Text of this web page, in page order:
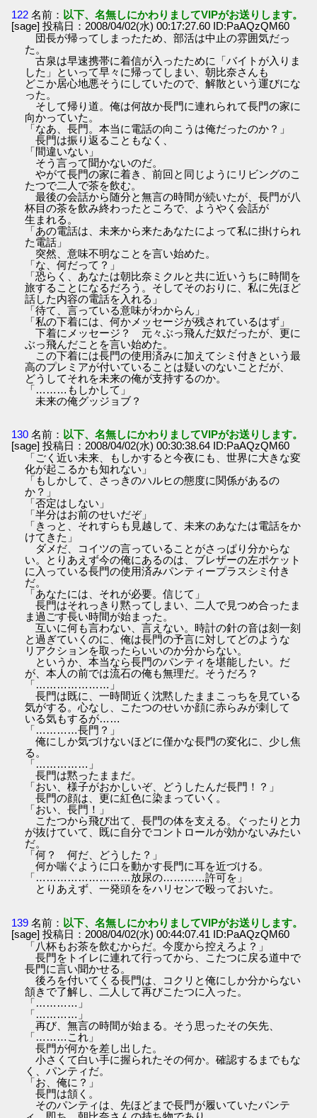
122 名前： 以下、名無しにかわりましてVIPがお送りします。
[sage] 投稿日：2008/04/02(水) 00:17:27.60 ID:PaAQzQM60
団長が帰ってしまったため、部活は中止の雰囲気だっ
た。
古泉は早速携帯に着信が入ったために「バイトが入りま
した」といって早々に帰ってしまい、朝比奈さんも
どこか居心地悪そうにしていたので、解散という運びにな
った。
そして帰り道。俺は何故か長門に連れられて長門の家に
向かっていた。
「なあ、長門。本当に電話の向こうは俺だったのか？」
長門は振り返ることもなく、
「間違いない」
そう言って聞かないのだ。
やがて長門の家に着き、前回と同じようにリビングのこ
たつで二人で茶を飲む。
最後の会話から随分と無言の時間が続いたが、長門が八
杯目の茶を飲み終わったところで、ようやく会話が
生まれる。
「あの電話は、未来から来たあなたによって私に掛けられ
た電話」
突然、意味不明なことを言い始めた。
「な、何だって？」
「恐らく、あなたは朝比奈ミクルと共に近いうちに時間を
旅することになるだろう。そしてそのおりに、私に先ほど
話した内容の電話を入れる」
「待て、言っている意味がわからん」
「私の下着には、何かメッセージが残されているはず」
下着にメッセージ？ 元々ぶっ飛んだ奴だったが、更に
ぶっ飛んだことを言い始めた。
この下着には長門の使用済みに加えてシミ付きという最
高のプレミアが付いていることは疑いのないことだが、
どうしてそれを未来の俺が支持するのか。
「………もしかして」
未来の俺グッジョブ？
130 名前： 以下、名無しにかわりましてVIPがお送りします。
[sage] 投稿日：2008/04/02(水) 00:30:38.64 ID:PaAQzQM60
「ごく近い未来、もしかすると今夜にも、世界に大きな変
化が起こるかも知れない」
「もしかして、さっきのハルヒの態度に関係があるの
か？」
「否定はしない」
「半分はお前のせいだぞ」
「きっと、それすらも見越して、未来のあなたは電話をか
けてきた」
ダメだ、コイツの言っていることがさっぱり分からな
い。とりあえず今の俺にあるのは、ブレザーの左ポケット
に入っている長門の使用済みパンティープラスシミ付き
だ。
「あなたには、それが必要。信じて」
長門はそれっきり黙ってしまい、二人で見つめ合ったま
ま過ごす長い時間が始まった。
互いに何も言わない、言えない。時計の針の音は刻一刻
と過ぎていくのに、俺は長門の予言に対してどのような
リアクションを取ったらいいのか分からない。
というか、本当なら長門のパンティを堪能したい。だ
が、本人の前では流石の俺も無理だ。そうだろ？
「…………………」
長門は既に、一時間近く沈黙したままこっちを見ている
気がする。心なし、こたつのせいか顔に赤らみが刺して
いる気もするが……
「…………長門？」
俺にしか気づけないほどに僅かな長門の変化に、少し焦
る。
「……………」
長門は黙ったままだ。
「おい、様子がおかしいぞ、どうしたんだ長門！？」
長門の顔は、更に紅色に染まっていく。
「おい、長門！」
こたつから飛び出て、長門の体を支える。ぐったりと力
が抜けていて、既に自分でコントロールが効かないみたい
だ。
「何？ 何だ、どうした？」
何か喘ぐように口を動かす長門に耳を近づける。
「………………………放尿の…………許可を」
とりあえず、一発頭ををハリセンで殴っておいた。
139 名前： 以下、名無しにかわりましてVIPがお送りします。
[sage] 投稿日：2008/04/02(水) 00:44:07.41 ID:PaAQzQM60
「八杯もお茶を飲むからだ。今度から控えろよ？」
長門をトイレに連れて行ってから、こたつに戻る道中で
長門に言い聞かせる。
後ろを付いてくる長門は、コクリと俺にしか分からない
頷きで了解し、二人して再びこたつに入った。
「…………」
「…………」
再び、無言の時間が始まる。そう思ったその矢先、
「………これ」
長門が何かを差し出した。
小さくて白い手に握られたその何か。確認するまでもな
く、パンティだ。
「お、俺に？」
長門は頷く。
そのパンティは、先ほどまで長門が履いていたパンテ